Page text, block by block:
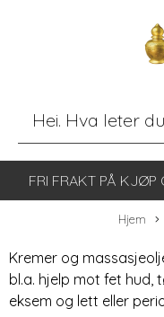
FRI FRAKT PÅ KJØP
Hjem
Kremer og
bl.a. hjelp mot fet hud,
eksem og lett eller